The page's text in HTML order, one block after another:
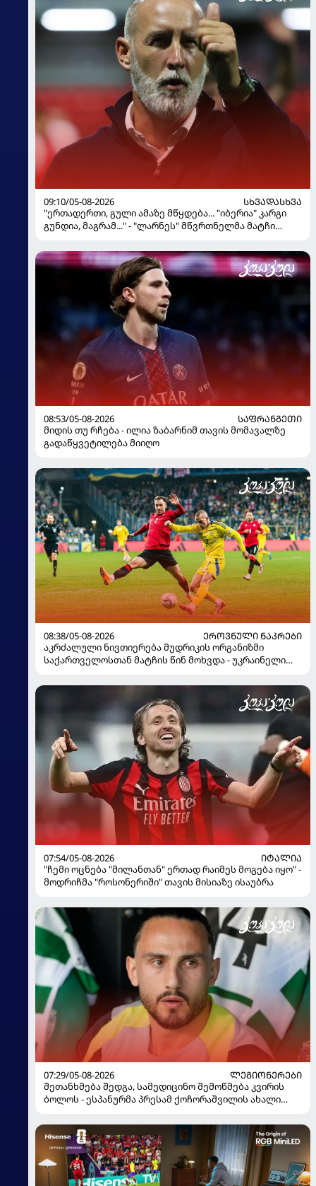
09:10/05-08-2026
ᲡᲮᲕᲐᲓᲐᲡᲮᲕᲐ
"ერთადერთი, გული ამაზე მწყდება... "იბერია" კარგი
გუნდია, მაგრამ..." - "ლარნეს" მწვრთნელმა მატჩი
მოჰყავს
08:53/05-08-2026
ᲡᲐᲤᲠᲐᲜᲒᲔᲗᲘ
მიდის თუ რჩება - ილია ზაბარნიმ თავის მომავალზე
გადაწყვეტილება მიიღო
08:38/05-08-2026
ᲔᲠᲝᲕᲜᲣᲚᲘ ᲜᲐᲙᲠᲔᲑᲘ
აკრძალული ნივთიერება მუდრიკის ორგანიზმი
საქართველოსთან მატჩის წინ მოხვდა - უკრაინელი
ინფორმაციას ავრცელებს
07:54/05-08-2026
ᲘᲢᲐᲚᲘᲐ
"ჩემი ოცნება "მილანთან" ერთად რაიმეს მოგება იყო" -
მოდრიჩმა "როსონერიში" თავის მისიაზე ისაუბრა
07:29/05-08-2026
ᲚᲔᲒᲘᲝᲜᲔᲠᲔᲑᲘ
შეთანხმება შედგა, სამედიცინო შემოწმება კვირის
ბოლოს - ესპანურმა პრესამ ქოჩორაშვილის ახალი